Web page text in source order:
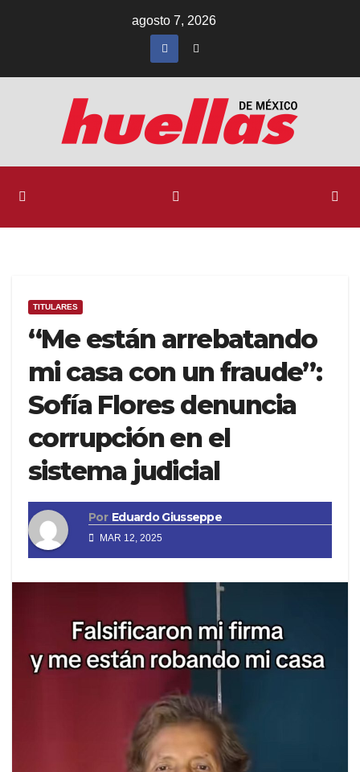
agosto 7, 2026
TITULARES
“Me están arrebatando
mi casa con un fraude”:
Sofía Flores denuncia
corrupción en el
sistema judicial
Por Eduardo Giusseppe
MAR 12, 2025